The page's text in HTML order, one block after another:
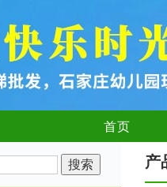
首页
产